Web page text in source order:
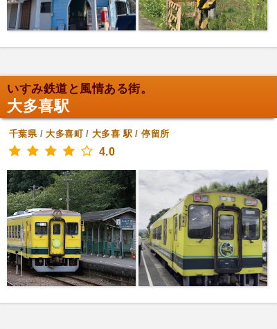
いすみ鉄道と風情ある街。
大多喜駅
千葉県/大多喜町/大多喜 駅 / 停留所
4.0